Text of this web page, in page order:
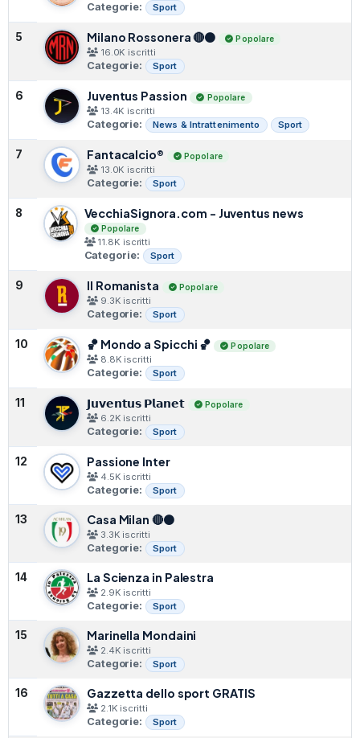
Categorie: Sport
5 Milano Rossonera 🔴⚫️ Popolare
16.0K iscritti
Categorie: Sport
6 Juventus Passion Popolare
13.4K iscritti
Categorie: News & Intrattenimento Sport
7 Fantacalcio® Popolare
13.0K iscritti
Categorie: Sport
8 VecchiaSignora.com - Juventus news
Popolare
11.8K iscritti
Categorie: Sport
9 Il Romanista Popolare
9.3K iscritti
Categorie: Sport
10 🏀 Mondo a Spicchi 🏀 Popolare
8.8K iscritti
Categorie: Sport
11 𝗝𝘂𝘃𝗲𝗻𝘁𝘂𝘀 𝗣𝗹𝗮𝗻𝗲𝘁 Popolare
6.2K iscritti
Categorie: Sport
12 Passione Inter
4.5K iscritti
Categorie: Sport
13 Casa Milan 🔴⚫️
3.3K iscritti
Categorie: Sport
14 La Scienza in Palestra
2.9K iscritti
Categorie: Sport
15 Marinella Mondaini
2.4K iscritti
Categorie: Sport
16 Gazzetta dello sport GRATIS
2.1K iscritti
Categorie: Sport